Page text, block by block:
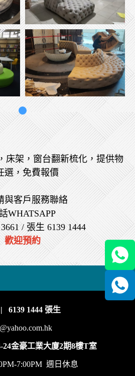
床架，窗台翻新梳化，提供物
選，免費報價
與客戶服務聯絡
WHATSAPP
/ 張生 6139 1444
歡迎預約
6139 1444 張生
金豪工業大廈2期8樓T室
7:00PM 週日休息